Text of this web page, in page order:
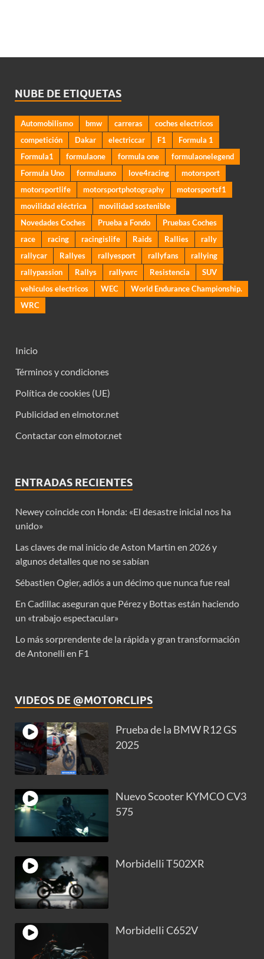
NUBE DE ETIQUETAS
Automobilismo bmw carreras
coches electricos
competición
Dakar electriccar F1
Formula 1
Formula1
formulaone formula one
formulaonelegend
Formula Uno
formulauno love4racing
motorsport
motorsportlife
motorsportphotography
motorsportsf1
movilidad eléctrica
movilidad sostenible
Novedades Coches
Prueba a Fondo
Pruebas Coches
race
racing racingislife Raids Rallies
rally
rallycar
Rallyes rallyesport rallyfans
rallying
rallypassion
Rallys rallywrc Resistencia
SUV
vehiculos electricos
WEC
World Endurance Championship.
WRC
Inicio
Términos y condiciones
Política de cookies (UE)
Publicidad en elmotor.net
Contactar con elmotor.net
ENTRADAS RECIENTES
Newey coincide con Honda: «El desastre inicial nos ha
unido»
Las claves de mal inicio de Aston Martin en 2026 y
algunos detalles que no se sabían
Sébastien Ogier, adiós a un décimo que nunca fue real
En Cadillac aseguran que Pérez y Bottas están haciendo
un «trabajo espectacular»
Lo más sorprendente de la rápida y gran transformación
de Antonelli en F1
VIDEOS DE @MOTORCLIPS
Prueba de la BMW R12 GS
2025
Nuevo Scooter KYMCO CV3
575
Morbidelli T502XR
Morbidelli C652V